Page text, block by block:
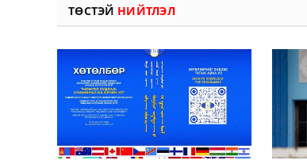
ТӨСТЭЙ НИЙТЛЭЛ